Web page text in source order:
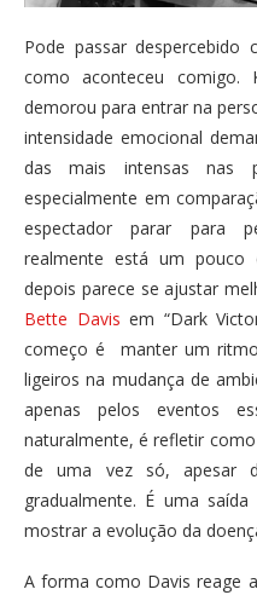
Pode passar
como aconteceu comigo.
demorou para entrar na
intensidade emocional
das mais intensas nas
especialmente em
espectador parar para
realmente está um
depois parece se ajustar
Bette Davis em “Dark
começo é manter um
ligeiros na mudança de
apenas pelos eventos
naturalmente, é refletir
de uma vez só, apesar
gradualmente. É uma
mostrar a evolução da
A forma como Davis reage